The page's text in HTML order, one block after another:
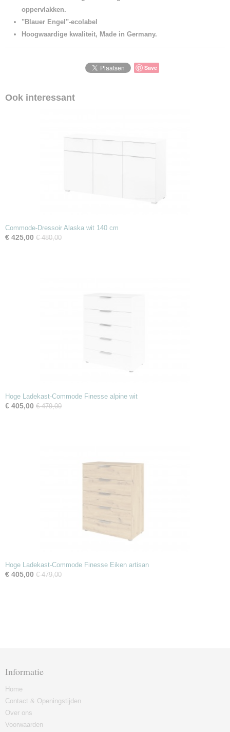
oppervlakken.
"Blauer Engel"-ecolabel
Hoogwaardige kwaliteit, Made in Germany.
Save
Ook interessant
Commode-Dressoir Alaska wit 140 cm
€ 425,00 € 480,00
Hoge Ladekast-Commode Finesse alpine wit
€ 405,00 € 479,00
Hoge Ladekast-Commode Finesse Eiken artisan
€ 405,00 € 479,00
Informatie
Home
Contact & Openingstijden
Over ons
Voorwaarden